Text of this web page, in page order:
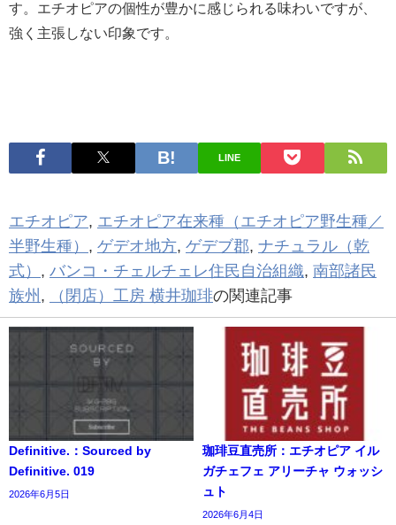
す。エチオピアの個性が豊かに感じられる味わいですが、
強く主張しない印象です。
LINE
エチオピア
エチオピア在来種（エチオピア野生種／
半野生種）
ゲデオ地方 ゲデブ郡
ナチュラル（乾
式）
バンコ・チェルチェレ住民自治組織
南部諸民
族州
（閉店）工房 横井珈琲の関連記事
Definitive.：Sourced by
Definitive. 019
2026年6月5日
珈琲豆直売所：エチオピア イル
ガチェフェ アリーチャ ウォッシ
ュト
2026年6月4日